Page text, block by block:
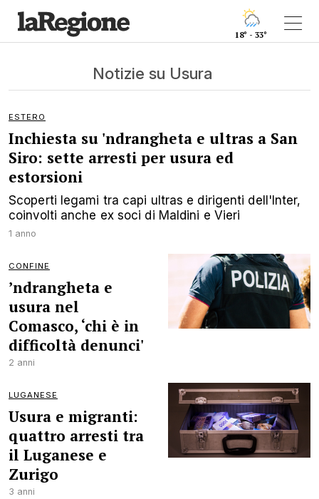
18° - 33°
Notizie su Usura
ESTERO
Inchiesta su 'ndrangheta e ultras a San
Siro: sette arresti per usura ed
estorsioni
Scoperti legami tra capi ultras e dirigenti dell'Inter,
coinvolti anche ex soci di Maldini e Vieri
1 anno
CONFINE
’ndrangheta e
usura nel
Comasco, ‘chi è in
difficoltà denunci'
2 anni
LUGANESE
Usura e migranti:
quattro arresti tra
il Luganese e
Zurigo
3 anni